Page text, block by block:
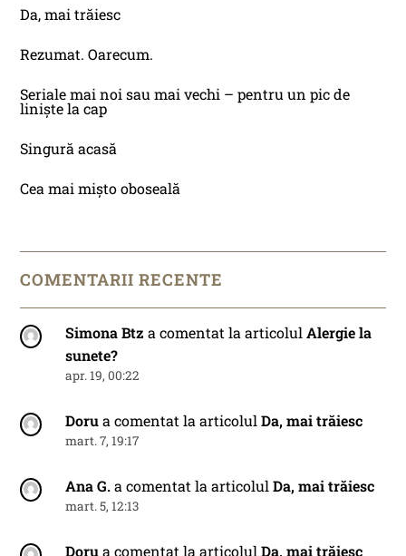
Da, mai trăiesc
Rezumat. Oarecum.
Seriale mai noi sau mai vechi – pentru un pic de
liniște la cap
Singură acasă
Cea mai mișto oboseală
COMENTARII RECENTE
Simona Btz a comentat la articolulAlergie la
sunete?
apr. 19, 00:22
Dorua comentat la articolulDa, mai trăiesc
mart. 7, 19:17
Ana G.a comentat la articolulDa, mai trăiesc
mart. 5, 12:13
Dorua comentat la articolulDa, mai trăiesc